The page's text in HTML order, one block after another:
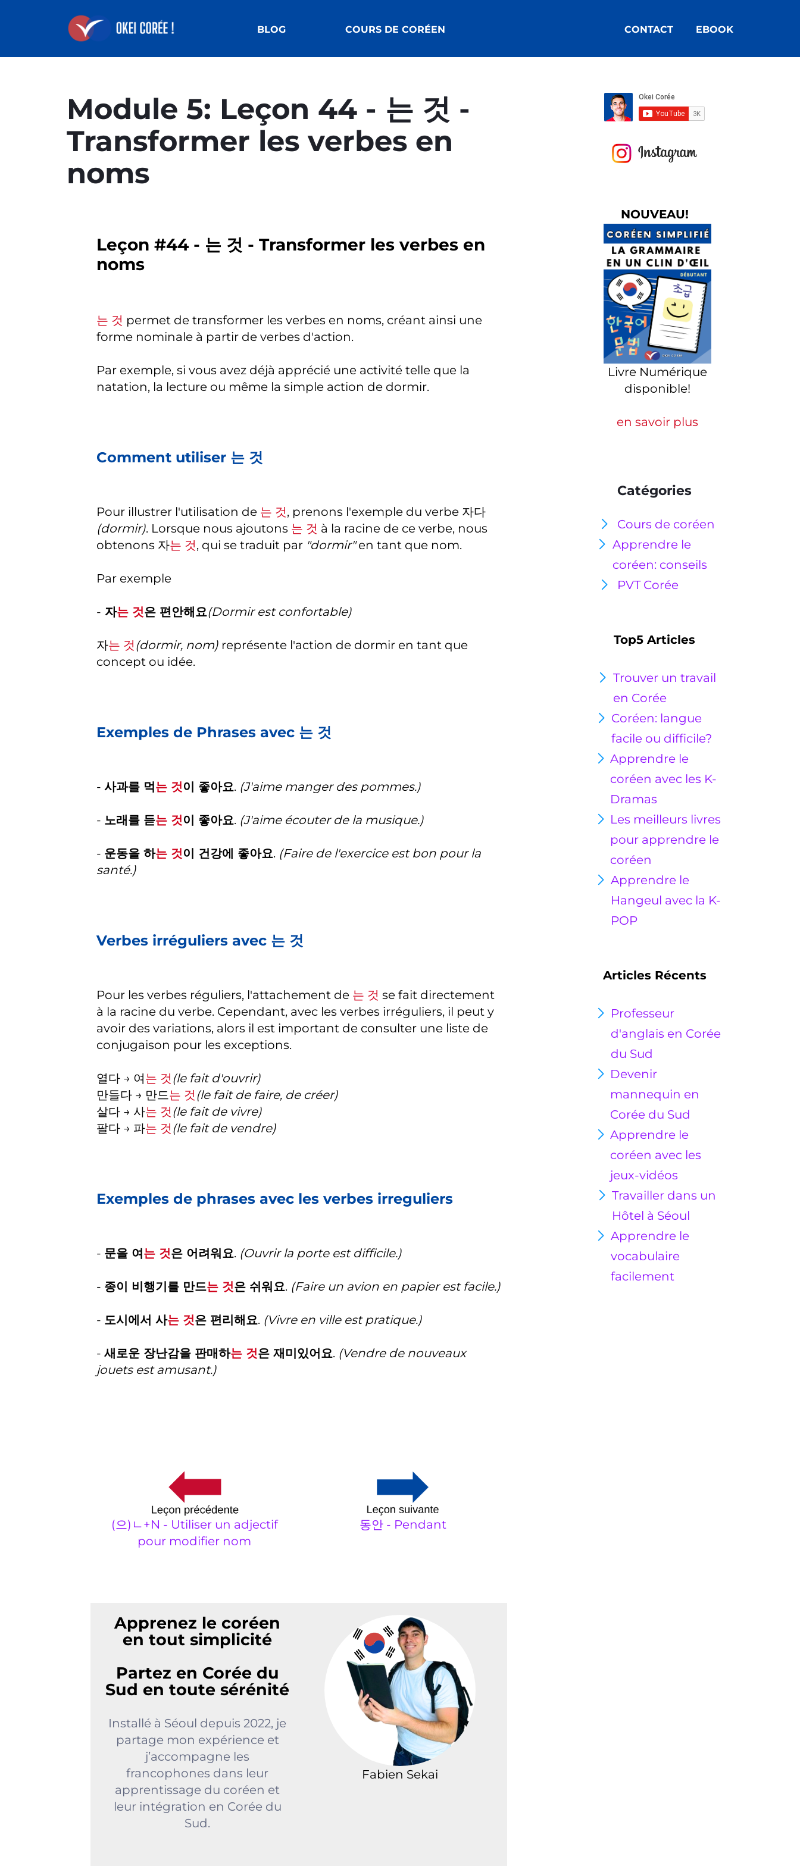
BLOG COURS DE CORÉEN CONTACT EBOOK
Module 5: Leçon 44 - 는 것 -
Transformer les verbes en
noms
Leçon #44 - 는 것 - Transformer les verbes en
noms
는 것 permet de transformer les verbes en noms, créant ainsi une
forme nominale à partir de verbes d'action.
Par exemple, si vous avez déjà apprécié une activité telle que la
natation, la lecture ou même la simple action de dormir.
Comment utiliser 는 것
Pour illustrer l'utilisation de 는 것, prenons l'exemple du verbe 자다
(dormir). Lorsque nous ajoutons 는 것 à la racine de ce verbe, nous
obtenons 자는 것, qui se traduit par "dormir"en tant que nom.
Par exemple
- 자는 것은 편안해요(Dormir est confortable)
자는 것 (dormir, nom) représente l'action de dormir en tant que
concept ou idée.
Exemples de Phrases avec 는 것
- 사과를 먹는 것이 좋아요. (J'aime manger des pommes.)
- 노래를 듣는 것이 좋아요. (J'aime écouter de la musique.)
- 운동을 하는 것이 건강에 좋아요. (Faire de l'exercice est bon pour la
santé.)
Verbes irréguliers avec 는 것
Pour les verbes réguliers, l'attachement de 는 것 se fait directement
à la racine du verbe. Cependant, avec les verbes irréguliers, il peut y
avoir des variations, alors il est important de consulter une liste de
conjugaison pour les exceptions.
열다 → 여는 것 (le fait d'ouvrir)
만들다 → 만드는 것 (le fait de faire, de créer)
살다 → 사는 것 (le fait de vivre)
팔다 → 파는 것 (le fait de vendre)
Exemples de phrases avec les verbes irreguliers
- 문을 여는 것은 어려워요. (Ouvrir la porte est difficile.)
- 종이 비행기를 만드는 것은 쉬워요. (Faire un avion en papier est facile.)
- 도시에서 사는 것은 편리해요. (Vivre en ville est pratique.)
- 새로운 장난감을 판매하는 것은 재미있어요. (Vendre de nouveaux
jouets est amusant.)
(으)ㄴ+N - Utiliser un adjectif
pour modifier nom
동안 - Pendant
Apprenez le coréen
en tout simplicité
Partez en Corée du
Sud en toute sérénité
Installé à Séoul depuis 2022, je
partage mon expérience et
j’accompagne les
francophones dans leur
apprentissage du coréen et
leur intégration en Corée du
Sud.
Fabien Sekai
NOUVEAU!
Livre Numérique
disponible!
en savoir plus
Catégories
Cours de coréen
Apprendre le
coréen: conseils
PVT Corée
Top5 Articles
Trouver un travail
en Corée
Coréen: langue
facile ou difficile?
Apprendre le
coréen avec les K-
Dramas
Les meilleurs livres
pour apprendre le
coréen
Apprendre le
Hangeul avec la K-
POP
Articles Récents
Professeur
d'anglais en Corée
du Sud
Devenir
mannequin en
Corée du Sud
Apprendre le
coréen avec les
jeux-vidéos
Travailler dans un
Hôtel à Séoul
Apprendre le
vocabulaire
facilement